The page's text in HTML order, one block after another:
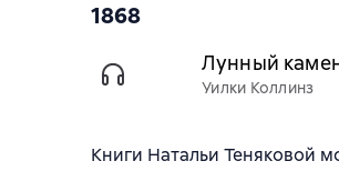
1868
Лунный
Уилки Коллинз
Книги Натальи Теняковой